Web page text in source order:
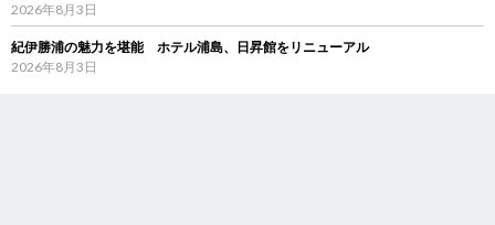
2026年8月3日
紀伊勝浦の魅力を堪能 ホテル浦島、日昇館をリニューアル
2026年8月3日